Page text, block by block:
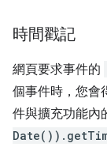
時間戳記
網頁要求事件的
個事件時，您會
件與擴充功能內